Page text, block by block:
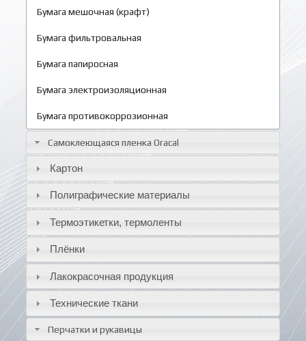
Бумага мешочная (крафт)
Бумага фильтровальная
Бумага папиросная
Бумага электроизоляционная
Бумага противокоррозионная
Самоклеющаяся пленка Oracal
Картон
Полиграфические материалы
Термоэтикетки, термоленты
Плёнки
Лакокрасочная продукция
Технические ткани
Перчатки и рукавицы